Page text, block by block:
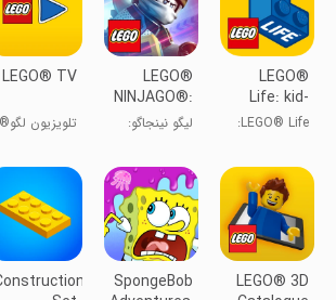
LEGO®
Life: kid-
safe
LEGO® Life:
کودکان
LEGO®
NINJAGO®:
Ride Ninja
لیگو نینجاگو:
LEGO® TV
تلویزیون لگو®
LEGO® 3D
SpongeBob